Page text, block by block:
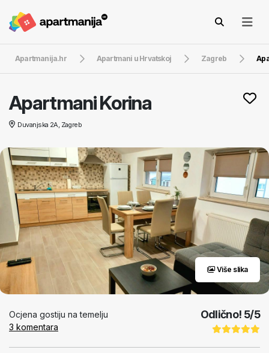
Apartmanija.hr Apartmani u Hrvatskoj Zagreb
Apartmani Korina
Duvanjska 2A, Zagreb
Više slika
Ocjena gostiju na temelju
3 komentara
Odlično! 5/5